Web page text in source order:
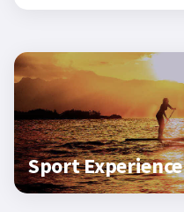
Sport Experience